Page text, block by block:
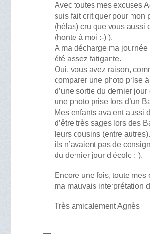
Avec toutes mes excuses
suis fait critiquer pour mon
(hélas) cru que vous aussi
(honte à moi :-) ).
A ma décharge ma journée
été assez fatigante.
Oui, vous avez raison,
comparer une photo prise à
d’une sortie du dernier jour
une photo prise lors d’un
Mes enfants avaient aussi
d’être très sages lors des
leurs cousins (entre
ils n’avaient pas de
du dernier jour d’école :-).
Encore une fois, toute mes
ma mauvais interprétation
Très amicalement Agnès